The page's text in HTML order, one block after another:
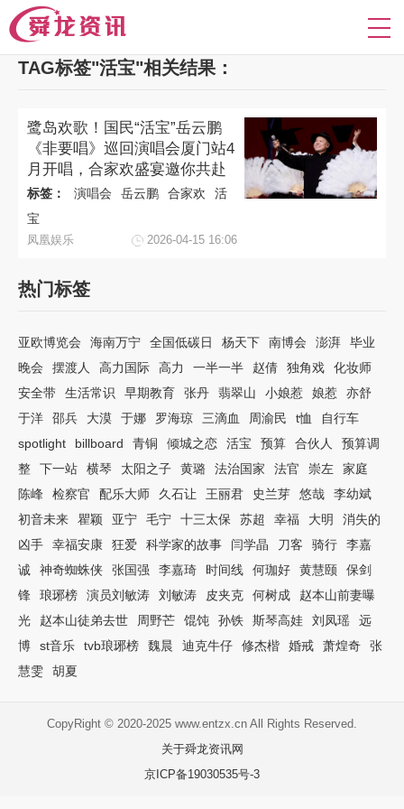
TAG标签"活宝"相关结果：
鹭岛欢歌！国民“活宝”岳云鹏
《非要唱》巡回演唱会厦门站4
月开唱，合家欢盛宴邀你共赴
标签： 演唱会 岳云鹏 合家欢
活
宝
凤凰娱乐 2026-04-15 16:06
热门标签
亚欧博览会 海南万宁 全国低碳日 杨天下 南博会 澎湃
毕业
晚会
摆渡人 高力国际 高力 一半一半 赵倩 独角戏
化妆师
安全带
生活常识 早期教育 张丹 翡翠山 小娘惹 娘惹
亦舒
于洋
邵兵 大漠 于娜 罗海琼 三滴血 周渝民 t恤
自行车
spotlight
billboard 青铜 倾城之恋 活宝 预算 合伙人
预算调
整
下一站 横琴 太阳之子 黄璐 法治国家 法官 崇左
家庭
陈峰
检察官 配乐大师 久石让 王丽君 史兰芽 悠哉
李幼斌
初音未来
瞿颖 亚宁 毛宁 十三太保 苏超 幸福 大明
消失的
凶手
幸福安康 狂爱 科学家的故事 闫学晶 刀客 骑行
李嘉
诚
神奇蜘蛛侠 张国强 李嘉琦 时间线 何珈好 黄慧颐
保剑
锋
琅琊榜 演员刘敏涛 刘敏涛 皮夹克 何树成
赵本山前妻曝
光
赵本山徒弟去世 周野芒 馄饨 孙铁 斯琴高娃 刘凤瑶
远
博
st音乐 tvb琅琊榜 魏晨 迪克牛仔 修杰楷 婚戒 萧煌奇
张
慧雯
胡夏
CopyRight © 2020-2025 www.entzx.cn All Rights Reserved.
关于舜龙资讯网
京ICP备19030535号-3